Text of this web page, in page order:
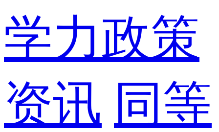
学力政策
资讯 同等